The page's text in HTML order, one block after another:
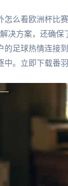
怎么看欧洲杯比
决方案，还确
的足球热情连接
。立即下载番